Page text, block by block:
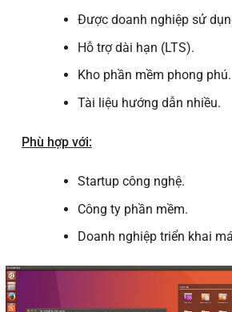
Được doanh nghiệp sử
Hỗ trợ dài hạn (LTS).
Kho phần mềm phong phú.
Tài liệu hướng dẫn nhiều.
Phù hợp với:
Startup công nghệ.
Công ty phần mềm.
Doanh nghiệp triển khai